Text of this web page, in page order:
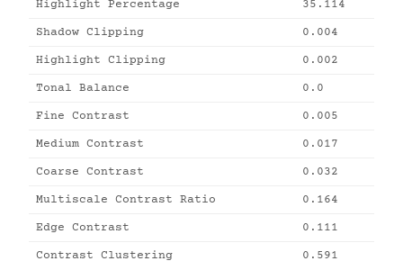
Highlight Percentage 35.114
Shadow Clipping 0.004
Highlight Clipping 0.002
Tonal Balance 0.0
Fine Contrast 0.005
Medium Contrast 0.017
Coarse Contrast 0.032
Multiscale Contrast Ratio 0.164
Edge Contrast 0.111
Contrast Clustering 0.591